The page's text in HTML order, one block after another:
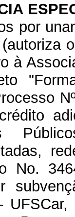
por
à
No.